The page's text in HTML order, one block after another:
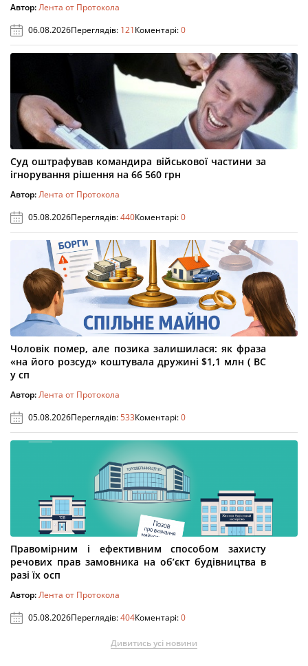
Автор:Лента от Протокола
06.08.2026Переглядів: 121Коментарі:0
Суд оштрафував командира військової частини за
ігнорування рішення на 66 560 грн
Автор:Лента от Протокола
05.08.2026Переглядів:440Коментарі:0
Чоловік помер, але позика залишилася: як фраза
«на його розсуд» коштувала дружині $1,1 млн ( ВС
у сп
Автор:Лента от Протокола
05.08.2026Переглядів:533Коментарі:0
Правомірним і ефективним способом захисту
речових прав замовника на об’єкт будівництва в
разі їх осп
Автор:Лента от Протокола
05.08.2026Переглядів:404Коментарі:0
Дивитись усі новини